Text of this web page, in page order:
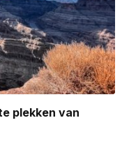
plekken van